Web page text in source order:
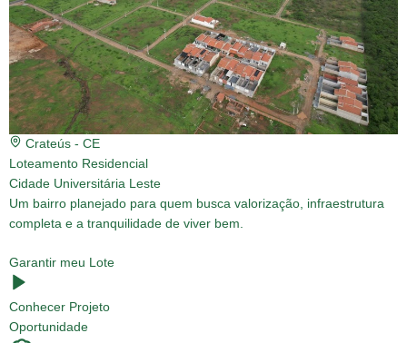
Crateús - CE
Loteamento Residencial
Cidade Universitária Leste
Um bairro planejado para quem busca valorização, infraestrutura
completa e a tranquilidade de viver bem.
Garantir meu Lote
Conhecer Projeto
Oportunidade